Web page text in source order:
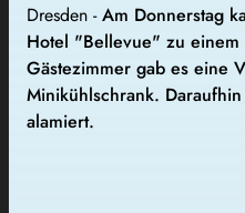
Dresden -Am Donnerstag
Hotel "Bellevue" zu einem
Gästezimmer gab es eine
Minikühlschrank.
alamiert.